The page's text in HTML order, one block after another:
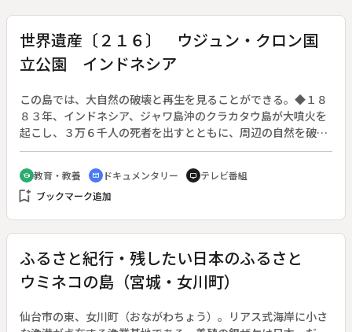
世界遺産〔２１６〕 ウジュン・クロン国
立公園 インドネシア
この島では、大自然の破壊と再生を見ることができる。◆１８
８３年、インドネシア、ジャワ島沖のクラカタウ島が大噴火を
起こし、３万６千人の死者を出すとともに、周辺の自然を破壊
し尽した。噴煙は地球全体を覆い、５年間にわたり、世界中の
気候に影響を与えたという。◆しかし、１２０年余の時を経
て、降り積もった火山灰の下から、鬱蒼とした熱帯雨林のジャ
ングルが見事に甦り、多くの生命を育んでいる。地球の生命力
クロン国立公園
school 教育・教養 cinematic_blur ドキュメンタリー tv テレビ番組
bookmark_add ブックマーク追加
ふるさと紀行・残したい日本のふるさと
ウミネコの島（宮城・女川町）
仙台市の東、女川町（おながわちょう）。リアス式海岸に小さ